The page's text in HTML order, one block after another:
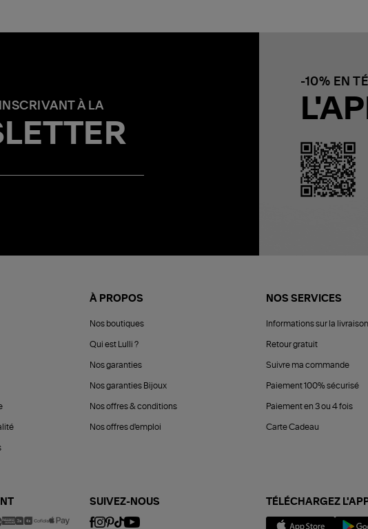
À LA
-10% EN
À PROPOS
Nos boutiques
Qui est Lulli ?
Nos garanties
Nos garanties Bijoux
Nos offres & conditions
Nos offres d'emploi
NOS SERVICES
Informations sur la livraison
Retour gratuit
Suivre ma commande
Paiement 100% sécurisé
Paiement en 3 ou 4 fois
Carte Cadeau
SUIVEZ-NOUS TÉLÉCHARGEZ